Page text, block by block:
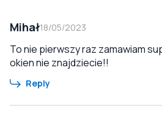
Mihał18/05/2023
To nie pierwszy raz zamawiam
okien nie znajdziecie!!
Reply